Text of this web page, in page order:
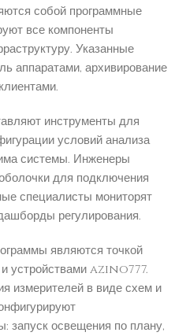
собой программные
все компоненты
Указанные
аппаратами, архивирование
инструменты для
условий анализа
системы. Инженеры
для подключения
специалисты мониторят
регулирования.
являются точкой
устройствами azino777.
измерителей в виде схем и
запуск освещения по плану,